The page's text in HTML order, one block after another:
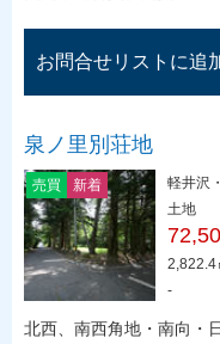
お問合せリストに追
泉ノ里別荘地
売買 新着
軽井沢
土地
2,822.4
-
北西、南西角地・南向・